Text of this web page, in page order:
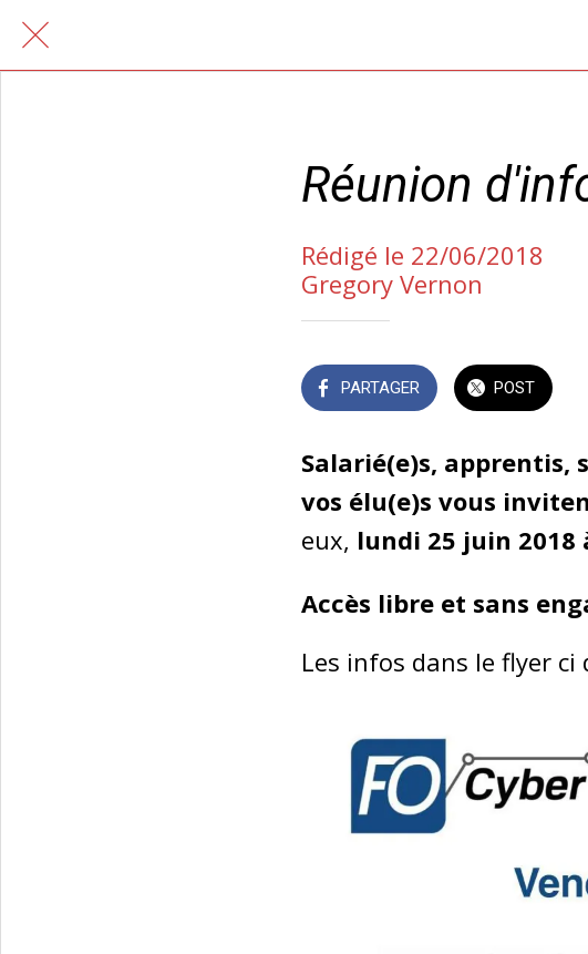
Réunion
Rédigé le 22/06/2018
Gregory Vernon
PARTAGER POST
Salarié(e)s, apprentis,
vos élu(e)s vous
eux, lundi 25 juin 2018
Accès libre et sans
Les infos dans le flyer